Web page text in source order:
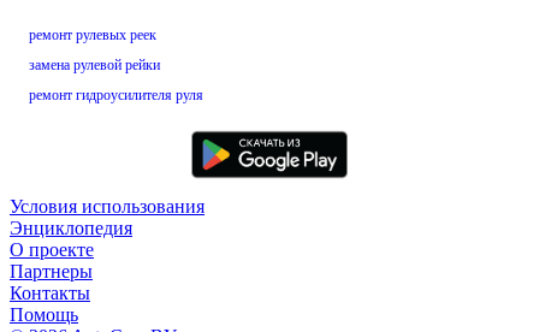
ремонт рулевых реек
замена рулевой рейки
ремонт гидроусилителя руля
Условия использования
Энциклопедия
О проекте
Партнеры
Контакты
Помощь